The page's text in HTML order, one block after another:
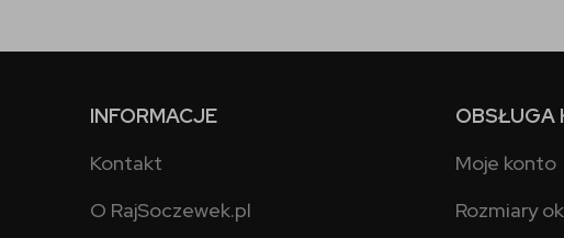
INFORMACJE
Kontakt
O RajSoczewek.pl
OBSŁUGA
Moje konto
Rozmiary